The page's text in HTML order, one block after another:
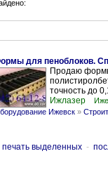
для пеноблоков.
Продаю
точность до
Ижлазер
Ижевск »
печать выделенных -